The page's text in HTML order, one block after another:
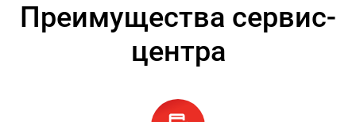
Преимущества сервис-
центра